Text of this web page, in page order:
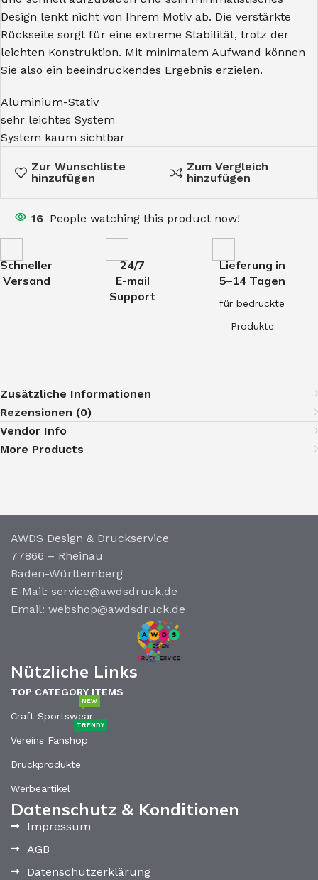
Design lenkt nicht von Ihrem Motiv ab. Die verstärkte
Rückseite sorgt für eine extreme Stabilität, trotz der
leichten Konstruktion. Mit minimalem Aufwand können
Sie also ein beeindruckendes Ergebnis erzielen.
Aluminium-Stativ
sehr leichtes System
System kaum sichtbar
Zur Wunschliste
hinzufügen
Zum Vergleich
hinzufügen
16 People watching this product now!
Schneller
Versand
24/7
E-mail
Support
Lieferung in
5–14 Tagen
für bedruckte
Produkte
Zusätzliche Informationen
Rezensionen (0)
Vendor Info
More Products
AWDS Design & Druckservice
77866 – Rheinau
Baden-Württemberg
E-Mail: service@awdsdruck.de
Email: webshop@awdsdruck.de
Nützliche Links
TOP CATEGORY ITEMS
Craft Sportswear
NEW
Vereins Fanshop
TRENDY
Druckprodukte
Werbeartikel
Datenschutz & Konditionen
Impressum
AGB
Datenschutzerklärung